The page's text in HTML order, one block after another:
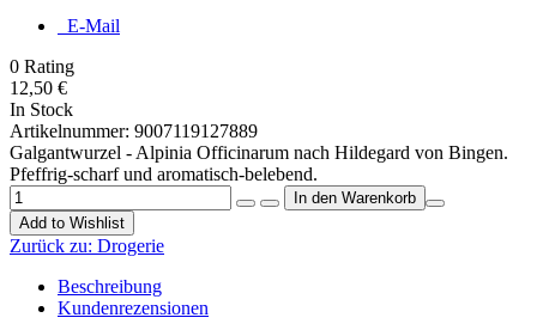
E-Mail
0 Rating
12,50 €
In Stock
Artikelnummer: 9007119127889
Galgantwurzel - Alpinia Officinarum nach Hildegard von Bingen.
Pfeffrig-scharf und aromatisch-belebend.
Add to Wishlist
Zurück zu: Drogerie
Beschreibung
Kundenrezensionen